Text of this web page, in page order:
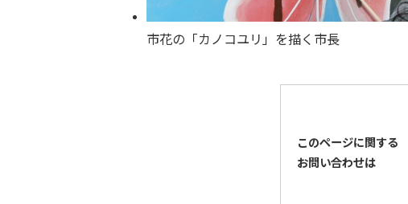
市花の「カノコユリ」を描く市長
このページに関する
お問い合わせは